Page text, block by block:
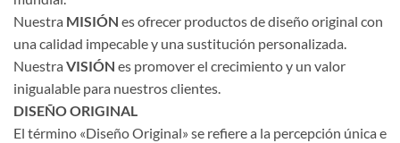
Nuestra MISIÓN es ofrecer productos de diseño original con
una calidad impecable y una sustitución personalizada.
Nuestra VISIÓN es promover el crecimiento y un valor
inigualable para nuestros clientes.
DISEÑO ORIGINAL
El término «Diseño Original» se refiere a la percepción única e